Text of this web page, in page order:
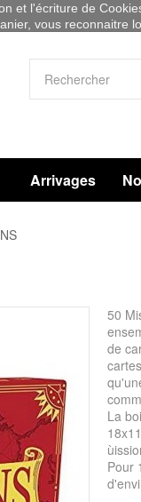
Arrivages
50
de
La
Pour
et l'écriture de
vous reconnaitre